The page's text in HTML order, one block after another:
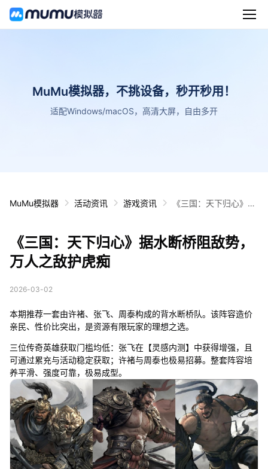
MuMu模拟器，不挑设备，秒开秒用！
适配Windows/macOS，高清大屏，自由多开
MuMu模拟器 活动资讯 游戏资讯
《三国：天下归心》据
《三国：天下归心》据水断桥阻敌势，
万人之敌护虎痴
2026-03-02
本期推荐一套由许褚、张飞、周泰构成的背水断桥队。该阵容造价
亲民、性价比突出，是资源有限玩家的理想之选。
三位传奇英雄获取门槛均低：张飞在【灵感内测】中获得增强，且
可通过累充与活动稳定获取；许褚与周泰也极易招募。整套阵容培
养平滑、强度可靠，极易成型。